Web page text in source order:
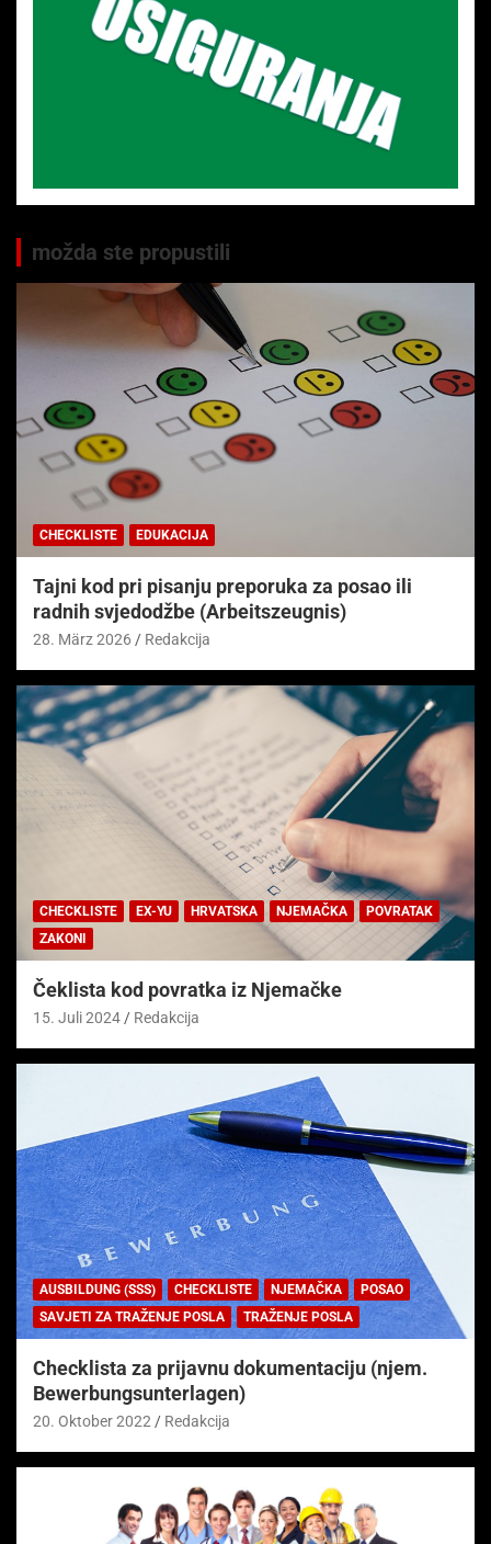
možda ste propustili
CHECKLISTE EDUKACIJA
Tajni kod pri pisanju preporuka za posao ili
radnih svjedodžbe (Arbeitszeugnis)
28. März 2026 Redakcija
CHECKLISTE EX-YU HRVATSKA NJEMAČKA
POVRATAK
ZAKONI
Čeklista kod povratka iz Njemačke
15. Juli 2024 Redakcija
AUSBILDUNG (SSS) CHECKLISTE NJEMAČKA
POSAO
SAVJETI ZA TRAŽENJE POSLA
TRAŽENJE POSLA
Checklista za prijavnu dokumentaciju (njem.
Bewerbungsunterlagen)
20. Oktober 2022 Redakcija